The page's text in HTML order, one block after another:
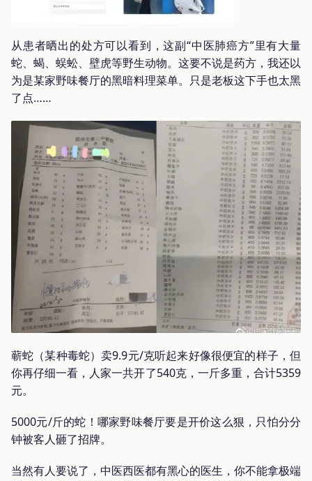
从患者晒出的处方可以看到，这副“中医肺癌方”里有大量
蛇、蝎、蜈蚣、壁虎等野生动物。这要不说是药方，我还以
为是某家野味餐厅的黑暗料理菜单。只是老板这下手也太黑
了点……
蕲蛇（某种毒蛇）卖9.9元/克听起来好像很便宜的样子，但
你再仔细一看，人家一共开了540克，一斤多重，合计5359
元。
5000元/斤的蛇！哪家野味餐厅要是开价这么狠，只怕分分
钟被客人砸了招牌。
当然有人要说了，中医西医都有黑心的医生，你不能拿极端